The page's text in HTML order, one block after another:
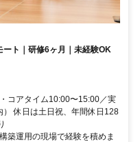
ート｜研修6ヶ月｜未経験OK
コアタイム10:00〜15:00／実
休日は土日祝、年間休日128
築運用の現場で経験を積めま